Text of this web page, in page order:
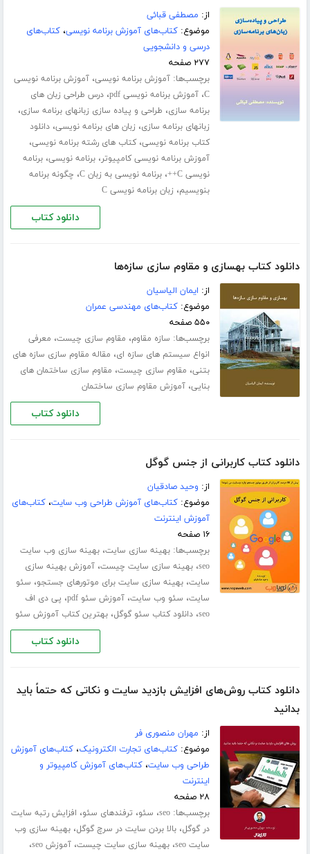
از: مصطفی قبائی
موضوع:کتاب‌های آموزش برنامه نویسی،کتاب‌های
درسی و دانشجویی
۲۷۷ صفحه
برچسب‌ها:آموزش برنامه نویسی،آموزش برنامه نویسی
C،آموزش برنامه نویسی pdf ،درس طراحی زبان های
برنامه سازی، طراحی و پیاده سازی زبانهای برنامه سازی،
زبانهای برنامه سازی، زبان های برنامه نویسی،دانلود
کتاب برنامه نویسی،کتاب های رشته برنامه نویسی،
آموزش برنامه نویسی کامپیوتر،برنامه نویسی،برنامه
نویسی C++
،برنامه نویسی به زبان C ، چگونه برنامه
بنویسیم، زبان برنامه نویسی C
دانلود کتاب
دانلود کتاب بهسازی و مقاوم سازی سازه‌ها
از: ایمان الیاسیان
موضوع:کتاب‌های مهندسی عمران
۵۵۰ صفحه
برچسب‌ها: سازه مقاوم، مقاوم سازی چیست، معرفی
انواع سیستم های سازه ای، مقاله مقاوم سازی سازه های
بتنی، مقاوم سازی چیست، مقاوم سازی ساختمان های
بنایی،آموزش مقاوم سازی ساختمان
دانلود کتاب
دانلود کتاب کاربرانی از جنس گوگل
از: وحید صادقیان
موضوع:کتاب‌های آموزش طراحی وب سایت،کتاب‌های
آموزش اینترنت
۱۶ صفحه
برچسب‌ها:بهینه سازی سایت،بهینه سازی وب سایت
seo،بهینه سازی سایت چیست،آموزش بهینه سازی
سایت،بهینه سازی سایت برای موتورهای جستجو، سئو
سایت، سئو وب سایت،آموزش سئو pdf ، پی دی اف
seo،دانلود کتاب سئو گوگل،بهترین کتاب آموزش سئو
دانلود کتاب
دانلود کتاب روش‌های افزایش بازدید سایت و نکاتی که حتماً باید
بدانید
از: مهران منصوری فر
موضوع:کتاب‌های تجارت الکترونیک،کتاب‌های آموزش
طراحی وب سایت،کتاب‌های آموزش کامپیوتر و
اینترنت
۲۸ صفحه
برچسب‌ها:seo، سئو، ترفندهای سئو، افزایش رتبه سایت
در گوگل،بالا بردن سایت در سرچ گوگل،بهینه سازی وب
سایت seo
،بهینه سازی سایت چیست،آموزش seo ،